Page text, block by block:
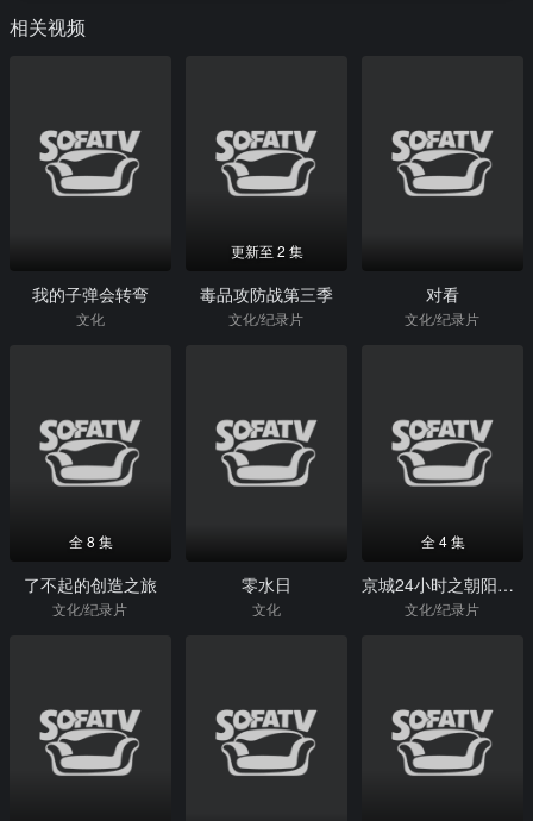
相关视频
我的子弹会转弯
文化
更新至 2 集
毒品攻防战第三季
文化/纪录片
对看
文化/纪录片
全 8 集
了不起的创造之旅
文化/纪录片
零水日
文化
全 4 集
京城24小时之朝阳警事
文化/纪录片